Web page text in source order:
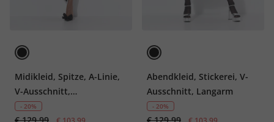
Midikleid, Spitze, A-Linie,
V-Ausschnitt,
Glockenärmel
- 20%
Abendkleid, Stickerei, V-
Ausschnitt, Langarm
- 20%